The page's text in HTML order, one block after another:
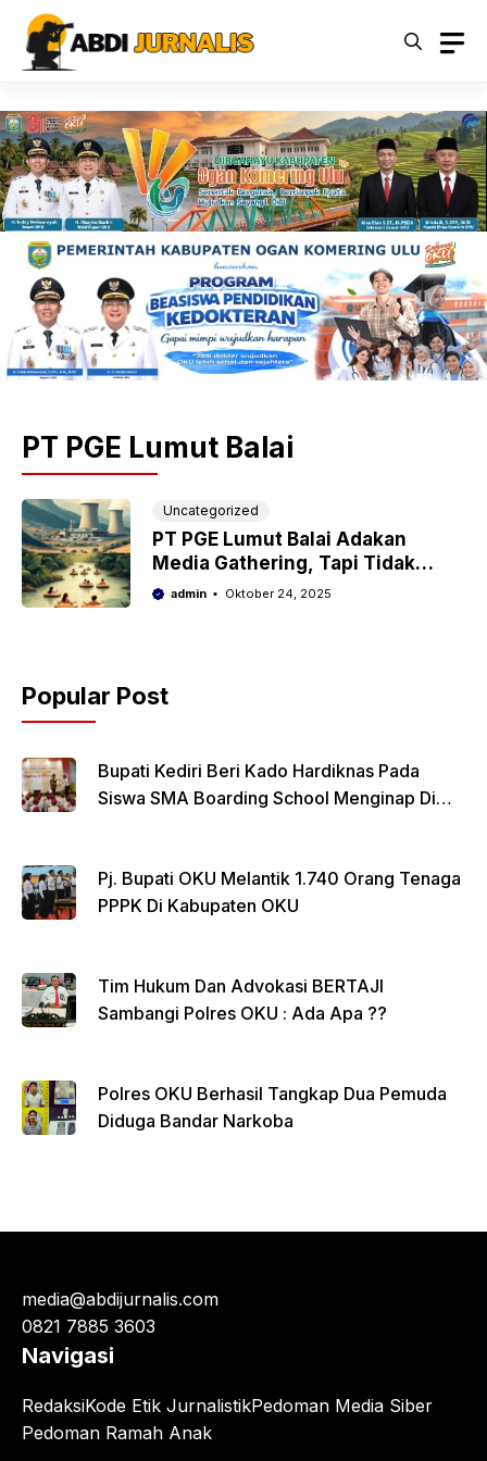
Langsung
PT PGE Lumut Balai
Uncategorized
PT PGE Lumut Balai Adakan
Media Gathering, Tapi Tidak
Semua Media Di OKU Diundang
admin Oktober 24, 2025
Popular Post
Bupati Kediri Beri Kado Hardiknas Pada
Siswa SMA Boarding School Menginap Di
Pj. Bupati OKU Melantik 1.740 Orang Tenaga
PPPK Di Kabupaten OKU
Tim Hukum Dan Advokasi BERTAJI
Sambangi Polres OKU : Ada Apa ??
Polres OKU Berhasil Tangkap Dua Pemuda
Diduga Bandar Narkoba
media@abdijurnalis.com
0821 7885 3603
Navigasi
RedaksiKode Etik JurnalistikPedoman Media Siber
Pedoman Ramah Anak